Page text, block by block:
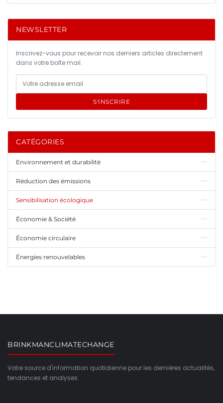
NEWSLETTER
Inscrivez-vous pour recevoir nos derniers articles directement
dans votre boîte mail.
S'INSCRIRE
CATÉGORIES
Environnement et durabilité
Réduction des émissions
Sensibilisation écologique
Économie & Société
Économie circulaire
Énergies renouvelables
BRINKMANCLIMATECHANGE
Votre source d'information quotidienne pour les dernières actualités,
tendances et analyses.